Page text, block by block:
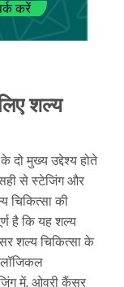
करें
शल्य
मुख्य उद्देश्य होते
से स्टेजिंग और
चिकित्सा की
है कि यह शल्य
शल्य चिकित्सा के
में, ओवरी कैंसर